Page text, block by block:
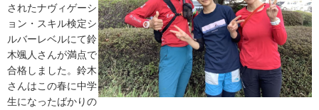
されたナヴィゲーシ
ョン・スキル検定シ
ルバーレベルにて鈴
木颯人さんが満点で
合格しました。鈴木
さんはこの春に中学
生になったばかりの